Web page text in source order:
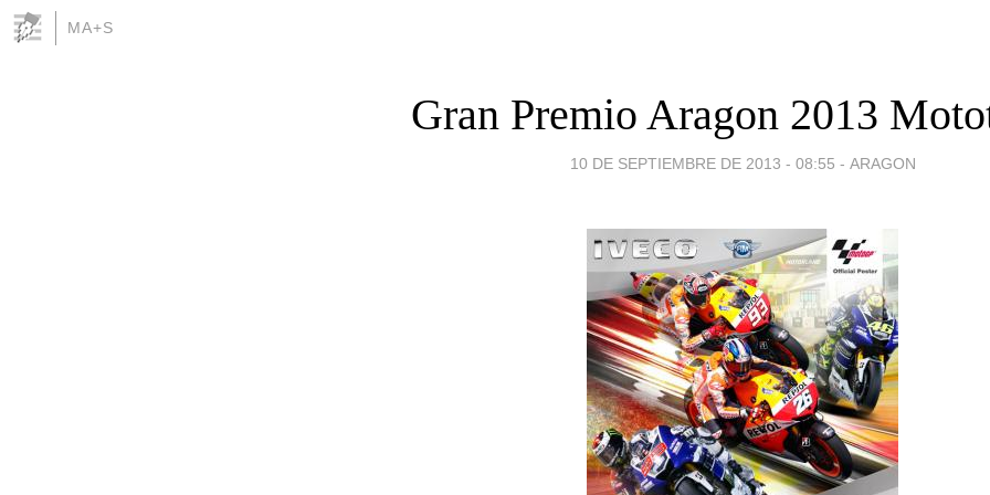
MA+S
Gran Premio Aragon 2013
10 DE SEPTIEMBRE DE 2013 - 08:55 - ARAGON